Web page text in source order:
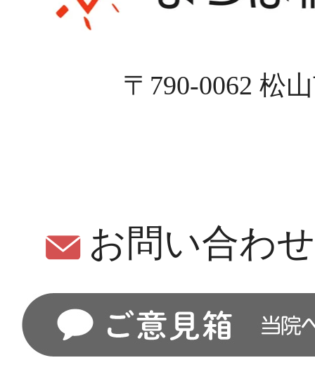
〒790-0062 松
お問い合わせ